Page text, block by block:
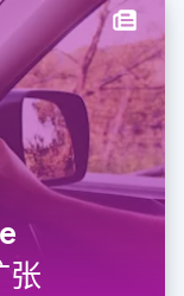
张